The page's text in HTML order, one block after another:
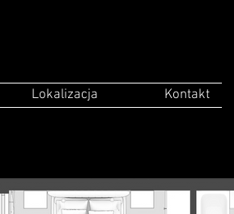
Lokalizacja Kontakt